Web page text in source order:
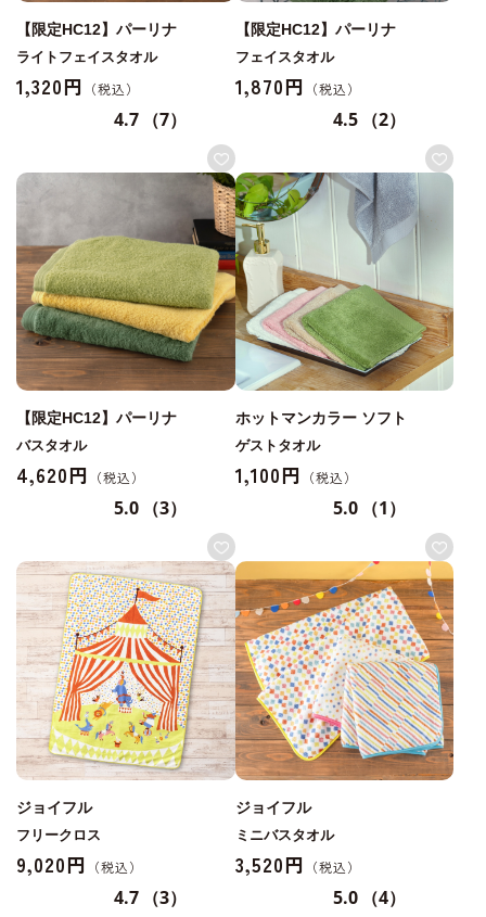
【限定HC12】パーリナ
ライトフェイスタオル
1,320円
4.7 （7）
【限定HC12】パーリナ
フェイスタオル
1,870円
4.5 （2）
【限定HC12】パーリナ
バスタオル
4,620円
5.0 （3）
ホットマンカラー ソフト
ゲストタオル
1,100円
5.0 （1）
ジョイフル
フリークロス
9,020円
4.7 （3）
ジョイフル
ミニバスタオル
3,520円
5.0 （4）